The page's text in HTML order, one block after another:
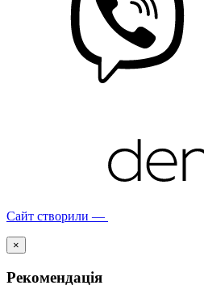
Сайт створили —
×
Рекомендація